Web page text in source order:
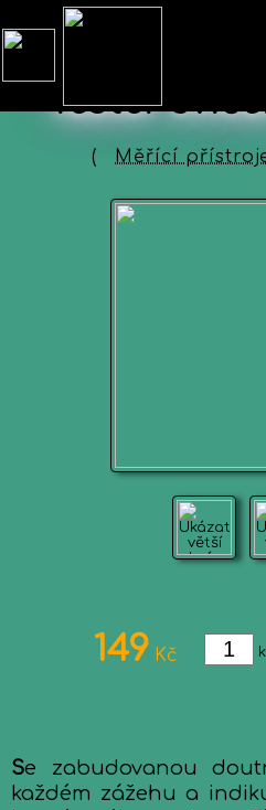
Tester
( Měřící
149 Kč
Se zabudovanou
každém zážehu a